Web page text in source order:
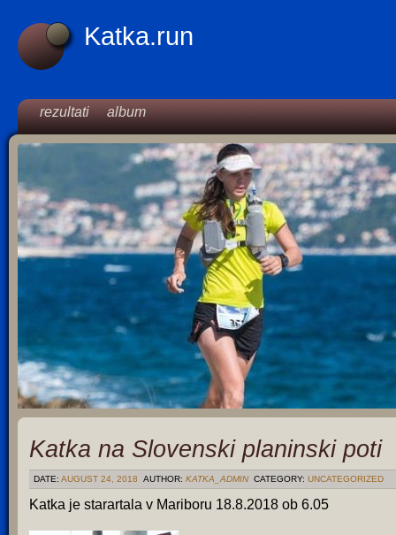
Katka.run
rezultati album
Katka na Slovenski planinski poti
DATE: AUGUST 24, 2018 AUTHOR: KATKA_ADMIN CATEGORY: UNCATEGORIZED
Katka je starartala v Mariboru 18.8.2018 ob 6.05